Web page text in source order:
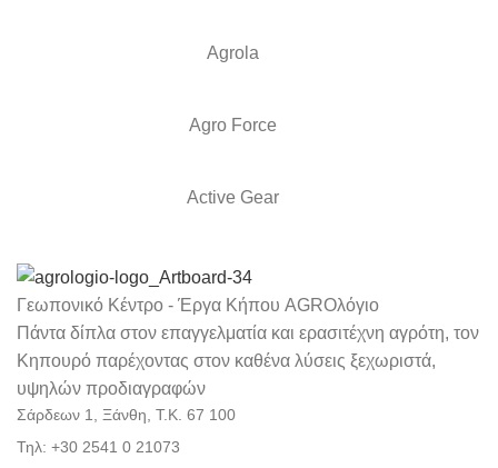
Agrola
Agro Force
Active Gear
Γεωπονικό Κέντρο - Έργα Κήπου AGROλόγιο
Πάντα δίπλα στον επαγγελματία και ερασιτέχνη αγρότη, τον
Κηπουρό παρέχοντας στον καθένα λύσεις ξεχωριστά,
υψηλών προδιαγραφών
Σάρδεων 1, Ξάνθη, Τ.Κ. 67 100
Τηλ: +30 2541 0 21073